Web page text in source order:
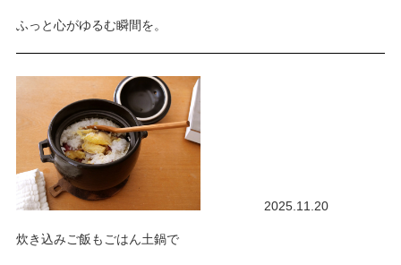
ふっと心がゆるむ瞬間を。
2025.11.20
炊き込みご飯もごはん土鍋で